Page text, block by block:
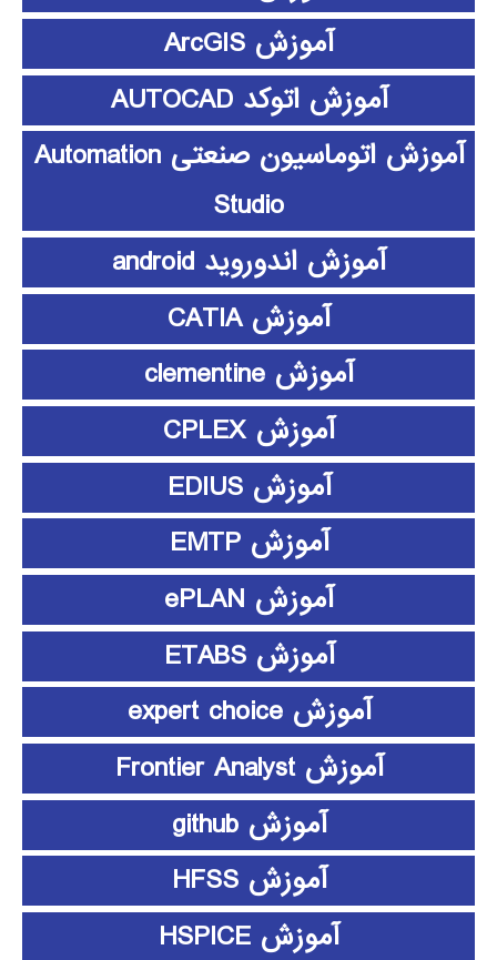
آموزش ArcGIS
آموزش اتوکد AUTOCAD
آموزش اتوماسیون صنعتی Automation
Studio
آموزش اندوروید android
آموزش CATIA
آموزش clementine
آموزش CPLEX
آموزش EDIUS
آموزش EMTP
آموزش ePLAN
آموزش ETABS
آموزش expert choice
آموزش Frontier Analyst
آموزش github
آموزش HFSS
آموزش HSPICE